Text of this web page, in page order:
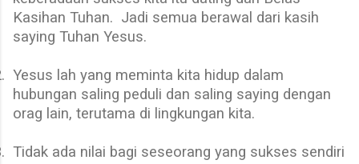
Kasihan Tuhan. Jadi semua berawal dari kasih
saying Tuhan Yesus.
Yesus lah yang meminta kita hidup dalam
hubungan saling peduli dan saling saying dengan
orag lain, terutama di lingkungan kita.
Tidak ada nilai bagi seseorang yang sukses sendiri